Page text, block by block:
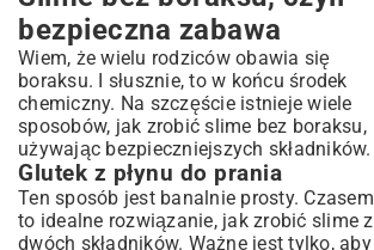
bezpieczna zabawa
Wiem, że wielu rodziców obawia się
boraksu. I słusznie, to w końcu środek
chemiczny. Na szczęście istnieje wiele
sposobów, jak zrobić slime bez boraksu,
używając bezpieczniejszych składników.
Glutek z płynu do prania
Ten sposób jest banalnie prosty. Czasem
to idealne rozwiązanie, jak zrobić slime z
dwóch składników. Ważne jest tylko, aby